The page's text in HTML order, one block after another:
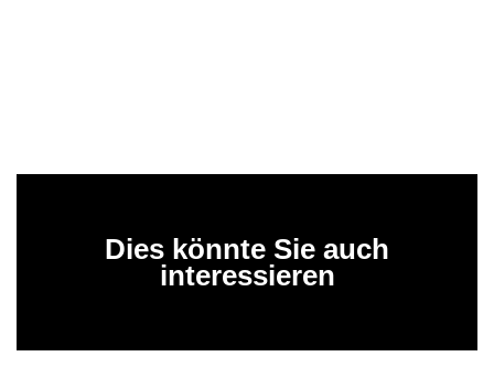
Dies könnte Sie auch
interessieren